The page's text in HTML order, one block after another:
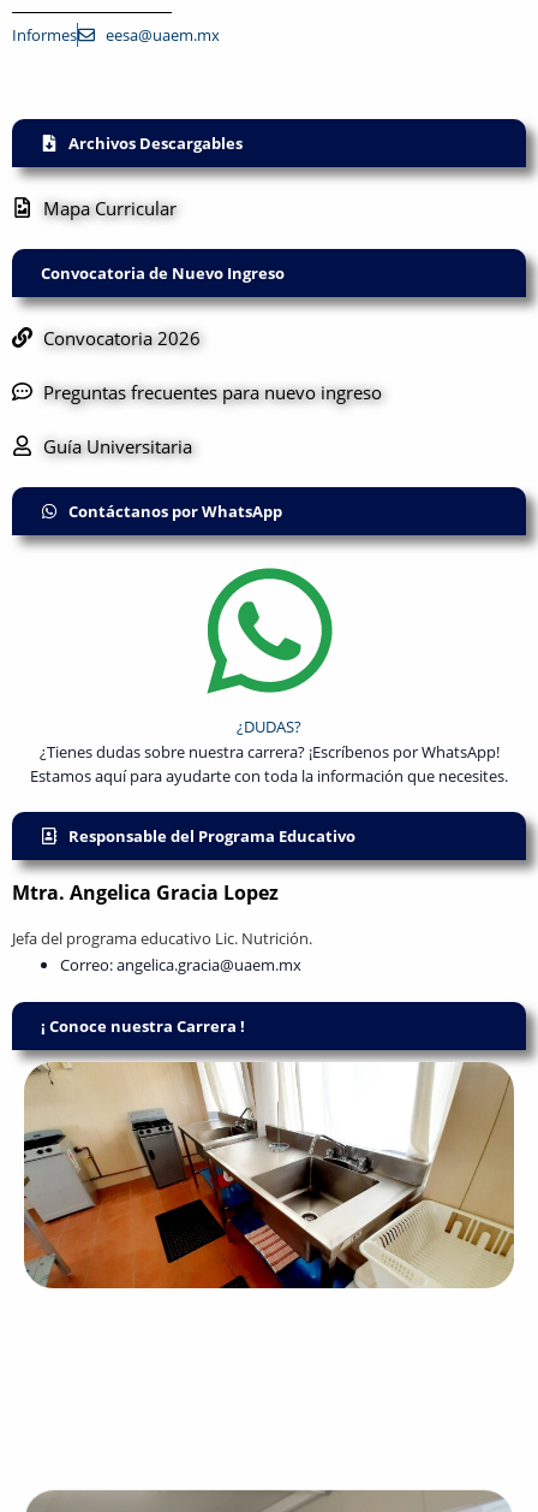
Informes eesa@uaem.mx
Archivos Descargables
Mapa Curricular
Convocatoria de Nuevo Ingreso
Convocatoria 2026
Preguntas frecuentes para nuevo ingreso
Guía Universitaria
Contáctanos por WhatsApp
¿DUDAS?
¿Tienes dudas sobre nuestra carrera? ¡Escríbenos por WhatsApp!
Estamos aquí para ayudarte con toda la información que necesites.
Responsable del Programa Educativo
Mtra. Angelica Gracia Lopez
Jefa del programa educativo Lic. Nutrición.
Correo: angelica.gracia@uaem.mx
¡ Conoce nuestra Carrera !